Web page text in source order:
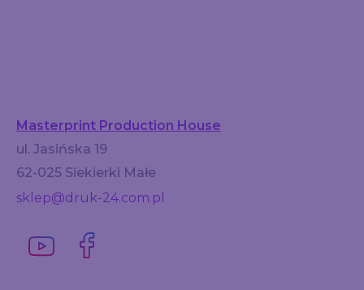
Masterprint Production House
ul. Jasińska 19
62-025 Siekierki Małe
sklep@druk-24.com.pl